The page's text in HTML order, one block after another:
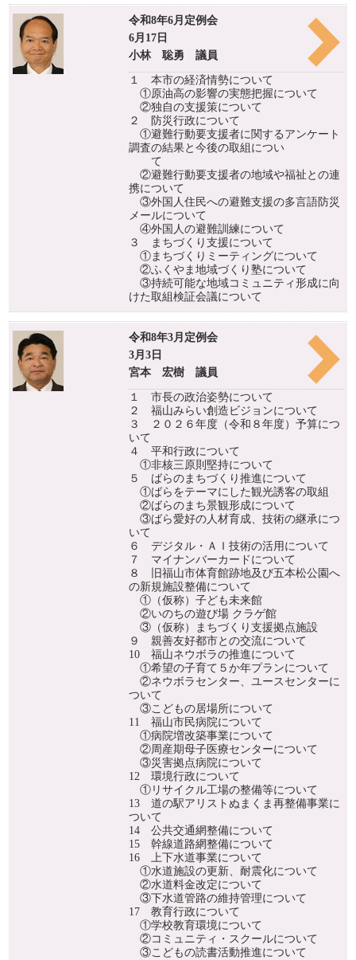
令和8年6月定例会
6月17日
小林 聡勇 議員
１ 本市の経済情勢について
①原油高の影響の実態把握について
②独自の支援策について
２ 防災行政について
①避難行動要支援者に関するアンケート
調査の結果と今後の取組につい
て
②避難行動要支援者の地域や福祉との連
携について
③外国人住民への避難支援の多言語防災
メールについて
④外国人の避難訓練について
３ まちづくり支援について
①まちづくりミーティングについて
②ふくやま地域づくり塾について
③持続可能な地域コミュニティ形成に向
けた取組検証会議について
令和8年3月定例会
3月3日
宮本 宏樹 議員
１ 市長の政治姿勢について
２ 福山みらい創造ビジョンについて
３ ２０２６年度（令和８年度）予算につ
いて
４ 平和行政について
①非核三原則堅持について
５ ばらのまちづくり推進について
①ばらをテーマにした観光誘客の取組
②ばらのまち景観形成について
③ばら愛好の人材育成、技術の継承につ
いて
６ デジタル・ＡＩ技術の活用について
７ マイナンバーカードについて
８ 旧福山市体育館跡地及び五本松公園へ
の新規施設整備について
①（仮称）子ども未来館
②いのちの遊び場 クラゲ館
③（仮称）まちづくり支援拠点施設
９ 親善友好都市との交流について
10 福山ネウボラの推進について
①希望の子育て５か年プランについて
②ネウボラセンター、ユースセンターに
ついて
③こどもの居場所について
11 福山市民病院について
①病院増改築事業について
②周産期母子医療センターについて
③災害拠点病院について
12 環境行政について
①リサイクル工場の整備等について
13 道の駅アリストぬまくま再整備事業に
ついて
14 公共交通網整備について
15 幹線道路網整備について
16 上下水道事業について
①水道施設の更新、耐震化について
②水道料金改定について
③下水道管路の維持管理について
17 教育行政について
①学校教育環境について
②コミュニティ・スクールについて
③こどもの読書活動推進について